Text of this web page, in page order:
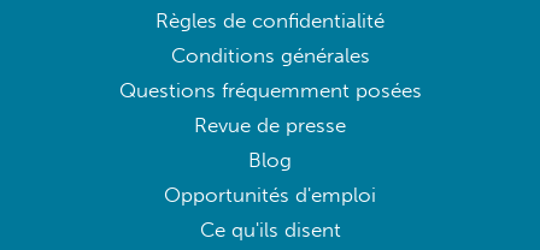
Règles de confidentialité
Conditions générales
Questions fréquemment posées
Revue de presse
Blog
Opportunités d'emploi
Ce qu'ils disent